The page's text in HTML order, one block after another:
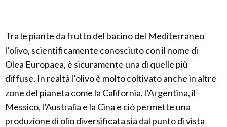
Tra le piante da frutto del bacino del Mediterraneo
l’olivo, scientificamente conosciuto con il nome di
Olea Europaea, è sicuramente una di quelle più
diffuse. In realtà l’olivo è molto coltivato anche in altre
zone del pianeta come la California, l’Argentina, il
Messico, l’Australia e la Cina e ciò permette una
produzione di olio diversificata sia dal punto di vista